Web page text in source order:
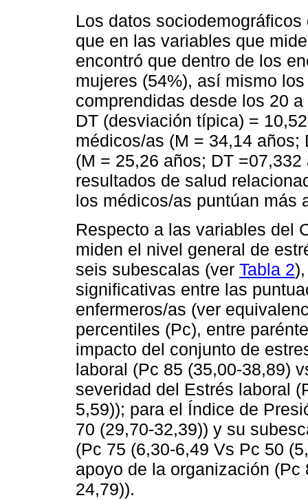
Los datos
que en las variables que
encontró que dentro de los
mujeres (54%), así mismo
comprendidas desde los 20
DT (desviación típica) =
médicos/as (M = 34,14 años;
(M = 25,26 años; DT
resultados de salud
los médicos/as puntúan más
Respecto a las variables del
miden el nivel general de
seis subescalas (ver Tabla 2
significativas entre las
enfermeros/as (ver
percentiles (Pc), entre
impacto del conjunto de
laboral (Pc 85 (35,00-38,89)
severidad del Estrés laboral
5,59)); para el Índice de
70 (29,70-32,39)) y su
(Pc 75 (6,30-6,49 Vs Pc 50
apoyo de la organización
24,79)).